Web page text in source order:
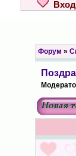
Вход
Форум »